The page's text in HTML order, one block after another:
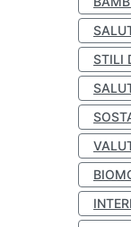
STILI